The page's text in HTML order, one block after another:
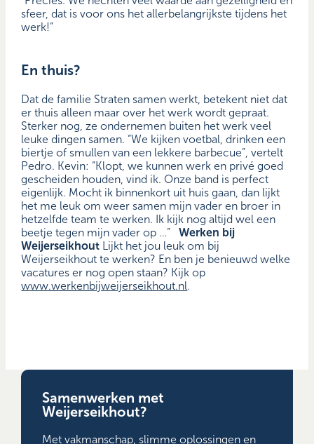
sfeer, dat is voor ons het allerbelangrijkste tijdens het
werk!”
En thuis?
Dat de familie Straten samen werkt, betekent niet dat
er thuis alleen maar over het werk wordt gepraat.
Sterker nog, ze ondernemen buiten het werk veel
leuke dingen samen. “We kijken voetbal, drinken een
biertje of smullen van een lekkere barbecue”, vertelt
Pedro. Kevin: “Klopt, we kunnen werk en privé goed
gescheiden houden, vind ik. Onze band is perfect
eigenlijk. Mocht ik binnenkort uit huis gaan, dan lijkt
het me leuk om weer samen mijn vader en broer in
hetzelfde team te werken. Ik kijk nog altijd wel een
beetje tegen mijn vader op …”Werken bij
Weijerseikhout Lijkt het jou leuk om bij
Weijerseikhout te werken? En ben je benieuwd welke
vacatures er nog open staan? Kijk op
www.werkenbijweijerseikhout.nl.
Samenwerken met
Weijerseikhout?
Met vakmanschap, slimme oplossingen en